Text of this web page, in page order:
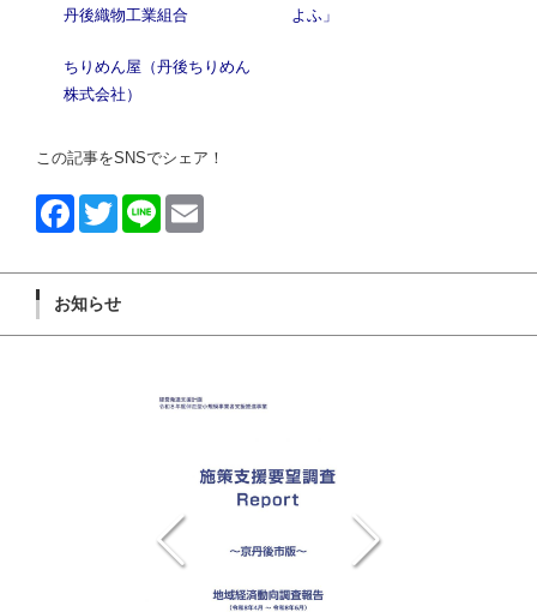
丹後織物工業組合
よふ」
ちりめん屋（丹後ちりめん
株式会社）
この記事をSNSでシェア！
Face Twitt Line
お知らせ